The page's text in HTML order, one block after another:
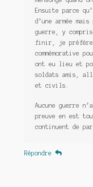
Ensuite parce
d’une armée
guerre, y
finir, je
commémorative
ont eu lieu et
soldats amis,
et civils.
Aucune guerre
preuve en est
continuent de par
Répondre